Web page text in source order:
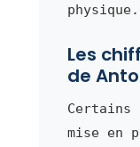
physique.
Les
de
mise en